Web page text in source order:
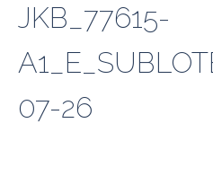
JKB_77615-
07-26